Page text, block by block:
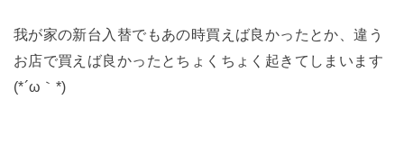
我が家の新台入替でもあの時買えば良かったとか、違う
お店で買えば良かったとちょくちょく起きてしまいます
(*´ω｀*)